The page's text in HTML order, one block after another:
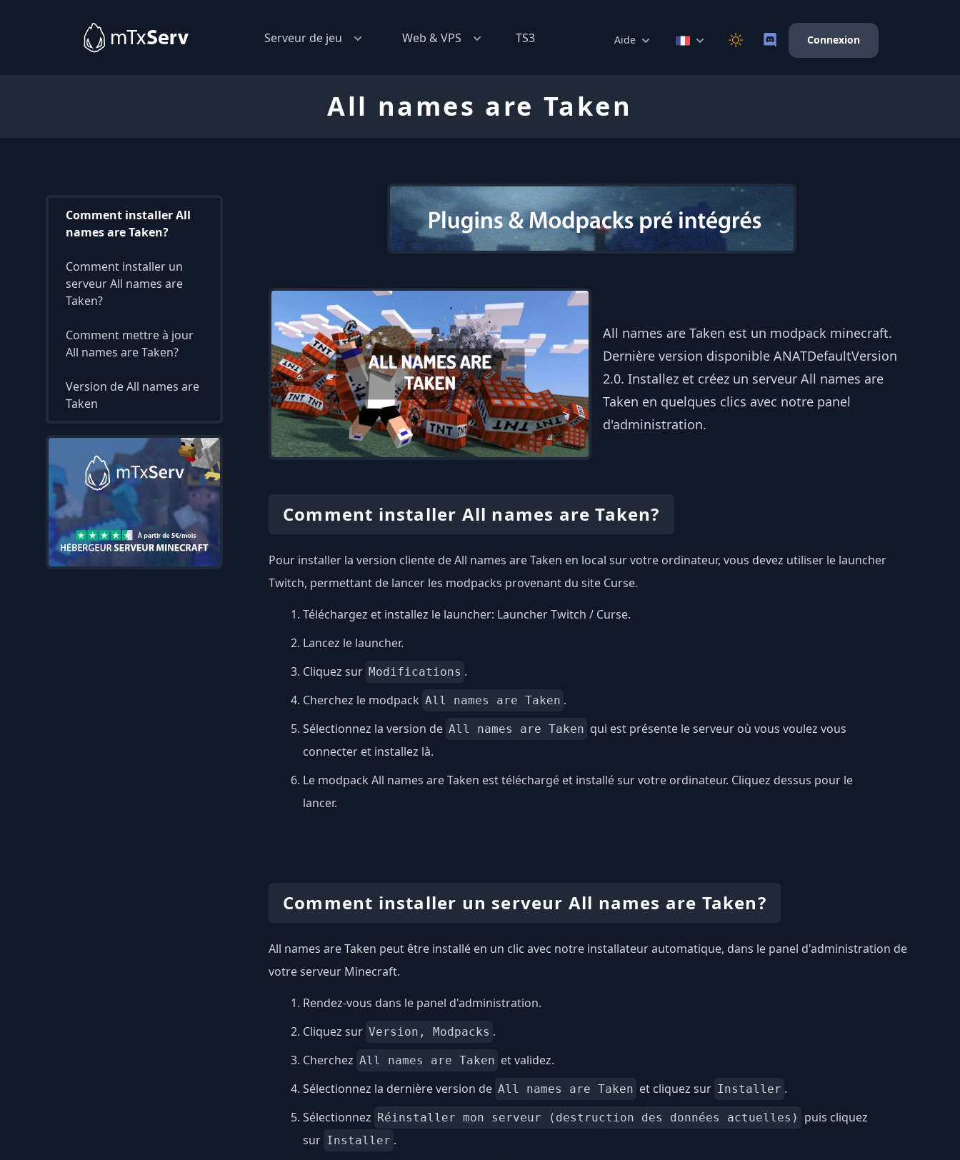
Serveur de jeu Web & VPS TS3 Aide Connexion
All names are Taken
Comment installer All
names are Taken?
Comment installer un
serveur All names are
Taken?
Comment mettre à jour
All names are Taken?
Version de All names are
Taken
All names are Taken est un modpack minecraft.
Dernière version disponible ANATDefaultVersion
2.0. Installez et créez un serveur All names are
Taken en quelques clics avec notre panel
d'administration.
Comment installer All names are Taken?
Pour installer la version cliente de All names are Taken en local sur votre ordinateur, vous devez utiliser le launcher
Twitch, permettant de lancer les modpacks provenant du site Curse.
Téléchargez et installez le launcher: Launcher Twitch / Curse.
Lancez le launcher.
Cliquez sur Modifications .
Cherchez le modpack All names are Taken .
Sélectionnez la version de All names are Taken qui est présente le serveur où vous voulez vous
connecter et installez là.
Le modpack All names are Taken est téléchargé et installé sur votre ordinateur. Cliquez dessus pour le
lancer.
Comment installer un serveur All names are Taken?
All names are Taken peut être installé en un clic avec notre installateur automatique, dans le panel d'administration de
votre serveur Minecraft.
Rendez-vous dans le panel d'administration.
Cliquez sur Version, Modpacks .
Cherchez All names are Taken et validez.
Sélectionnez la dernière version de All names are Taken et cliquez sur Installer .
Sélectionnez Réinstaller mon serveur (destruction des données actuelles)
puis cliquez
sur Installer .